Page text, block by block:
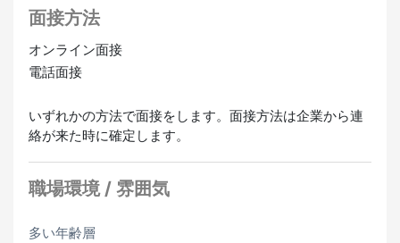
面接方法
オンライン面接
電話面接
いずれかの方法で面接をします。面接方法は企業から連
絡が来た時に確定します。
職場環境 / 雰囲気
多い年齢層